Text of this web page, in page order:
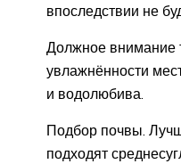
впоследствии не
Должное внимание
увлажнённости
и водолюбива.
Подбор почвы.
подходят